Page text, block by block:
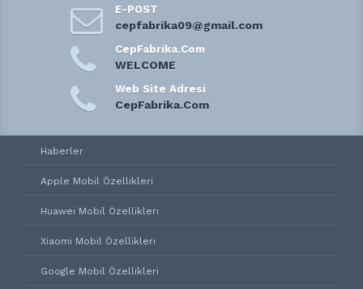
E-POST
cepfabrika09@gmail.com
CepFabrika.Com
WELCOME
Web Site Adresi
CepFabrika.Com
Haberler
Apple Mobil Özellikleri
Huawei Mobil Özellikleri
Xiaomi Mobil Özellikleri
Google Mobil Özellikleri